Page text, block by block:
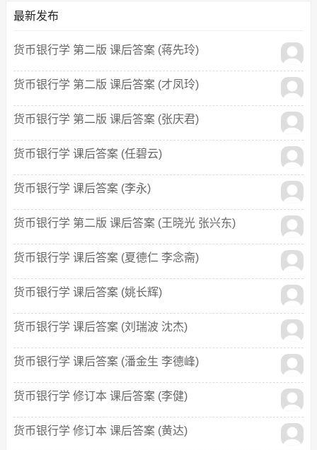
最新发布
货币银行学 第二版 课后答案 (蒋先玲)
货币银行学 第二版 课后答案 (才凤玲)
货币银行学 第二版 课后答案 (张庆君)
货币银行学 课后答案 (任碧云)
货币银行学 课后答案 (李永)
货币银行学 第二版 课后答案 (王晓光 张兴东)
货币银行学 课后答案 (夏德仁 李念斋)
货币银行学 课后答案 (姚长辉)
货币银行学 课后答案 (刘瑞波 沈杰)
货币银行学 课后答案 (潘金生 李德峰)
货币银行学 修订本 课后答案 (李健)
货币银行学 修订本 课后答案 (黄达)